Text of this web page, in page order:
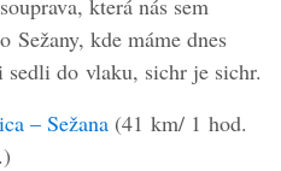
která nás sem
Sežany, kde máme dnes
sedli do vlaku, sichr je sichr.
– Sežana (41 km/ 1 hod.